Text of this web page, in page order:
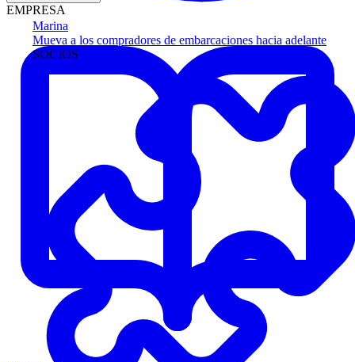
Marina
Mueva a los compradores de embarcaciones hacia adelante
SOCIOS
EMPRESA